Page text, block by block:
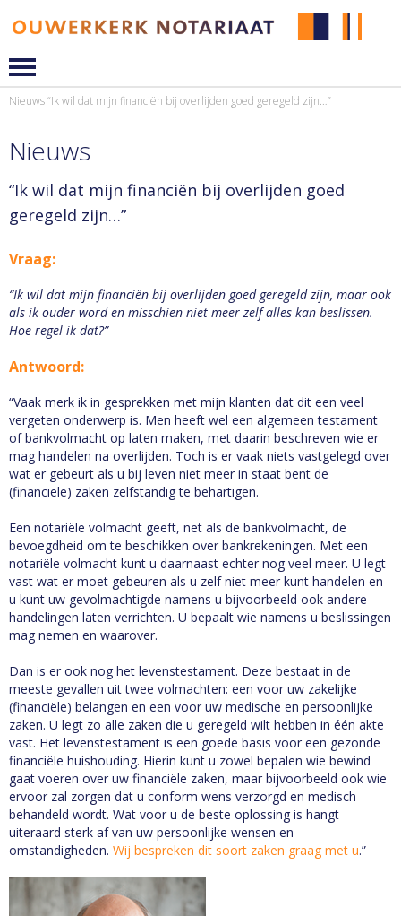
Nieuws“Ik wil dat mijn financiën bij overlijden goed geregeld zijn…”
Nieuws
“Ik wil dat mijn financiën bij overlijden goed
geregeld zijn…”
Vraag:
“Ik wil dat mijn financiën bij overlijden goed geregeld zijn, maar ook
als ik ouder word en misschien niet meer zelf alles kan beslissen.
Hoe regel ik dat?”
Antwoord:
“Vaak merk ik in gesprekken met mijn klanten dat dit een veel
vergeten onderwerp is. Men heeft wel een algemeen testament
of bankvolmacht op laten maken, met daarin beschreven wie er
mag handelen na overlijden. Toch is er vaak niets vastgelegd over
wat er gebeurt als u bij leven niet meer in staat bent de
(financiële) zaken zelfstandig te behartigen.
Een notariële volmacht geeft, net als de bankvolmacht, de
bevoegdheid om te beschikken over bankrekeningen. Met een
notariële volmacht kunt u daarnaast echter nog veel meer. U legt
vast wat er moet gebeuren als u zelf niet meer kunt handelen en
u kunt uw gevolmachtigde namens u bijvoorbeeld ook andere
handelingen laten verrichten. U bepaalt wie namens u beslissingen
mag nemen en waarover.
Dan is er ook nog het levenstestament. Deze bestaat in de
meeste gevallen uit twee volmachten: een voor uw zakelijke
(financiële) belangen en een voor uw medische en persoonlijke
zaken. U legt zo alle zaken die u geregeld wilt hebben in één akte
vast. Het levenstestament is een goede basis voor een gezonde
financiële huishouding. Hierin kunt u zowel bepalen wie bewind
gaat voeren over uw financiële zaken, maar bijvoorbeeld ook wie
ervoor zal zorgen dat u conform wens verzorgd en medisch
behandeld wordt. Wat voor u de beste oplossing is hangt
uiteraard sterk af van uw persoonlijke wensen en
omstandigheden. Wij bespreken dit soort zaken graag met u.”